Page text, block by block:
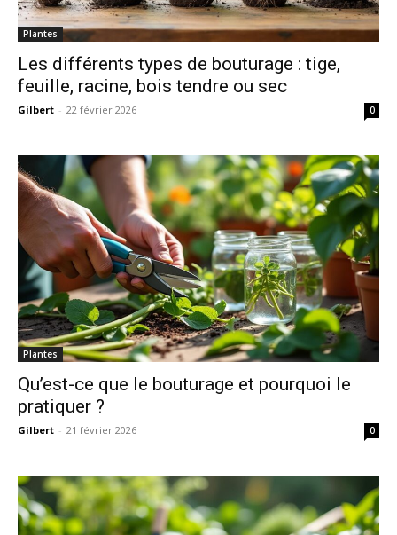
Plantes
Les différents types de bouturage : tige,
feuille, racine, bois tendre ou sec
Gilbert - 22 février 2026 0
Plantes
Qu’est-ce que le bouturage et pourquoi le
pratiquer ?
Gilbert - 21 février 2026 0